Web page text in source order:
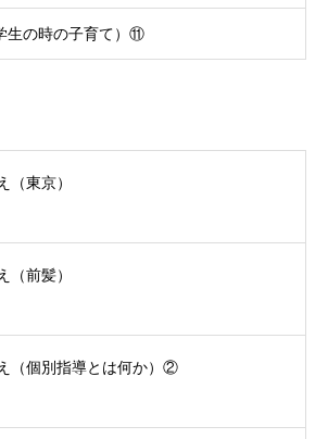
生の時の子育て）⑪
（東京）
（前髪）
（個別指導とは何か）②